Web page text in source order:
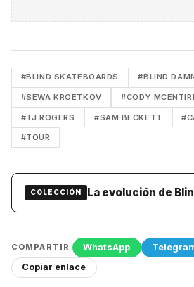
#BLIND SKATEBOARDS #BLIND
#SEWA KROETKOV #CODY
#TJ ROGERS #SAM BECKETT
#TOUR
COLECCIÓN La evolución de
COMPARTIR WhatsApp
Copiar enlace